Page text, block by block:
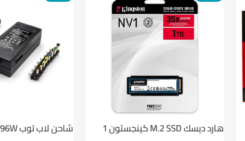
هارد ديسك M.2 SSD كينجستون 1 شاحن لاب توب BSY-96W